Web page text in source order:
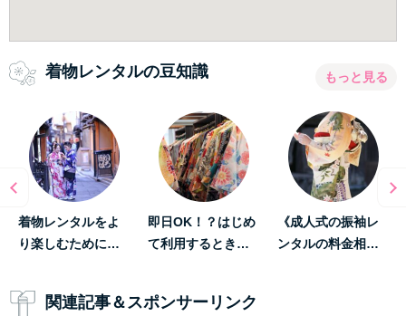
着物レンタルの豆知識 もっと見る
着物レンタルをよ
り楽しむために…
即日OK！？はじめ
て利用するとき…
《成人式の振袖レ
ンタルの料金相…
関連記事＆スポンサーリンク